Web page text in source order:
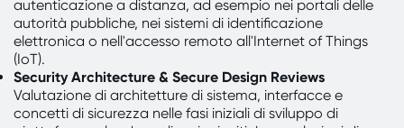
autenticazione a distanza, ad esempio nei portali delle
autorità pubbliche, nei sistemi di identificazione
elettronica o nell'accesso remoto all'Internet of Things
(IoT).
Security Architecture & Secure Design Reviews
Valutazione di architetture di sistema, interfacce e
concetti di sicurezza nelle fasi iniziali di sviluppo di